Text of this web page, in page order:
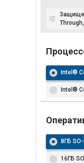
Intel®
Intel®
8ГБ SO-
16ГБ